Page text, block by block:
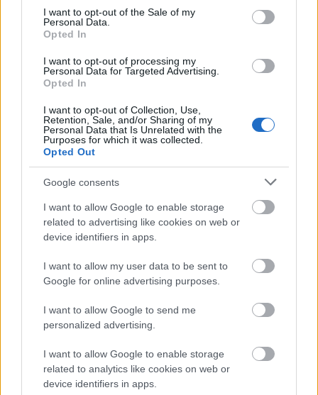
consent section.
I want to opt-out of the Sale of my
Personal Data.
Opted In
I want to opt-out of processing my
Personal Data for Targeted Advertising.
Opted In
I want to opt-out of Collection, Use,
Retention, Sale, and/or Sharing of my
Personal Data that Is Unrelated with the
Purposes for which it was collected.
Opted Out
Google consents
I want to allow Google to enable storage
related to advertising like cookies on web or
device identifiers in apps.
I want to allow my user data to be sent to
Google for online advertising purposes.
I want to allow Google to send me
personalized advertising.
I want to allow Google to enable storage
related to analytics like cookies on web or
device identifiers in apps.
Másfélszeresére bővítik
Hódmezővásárhely jó hírű református
Látványos építési szakasz indult be a
Paks II.: Mit jelent az 5. blokk új
mérföldköve a felülvizsgálat
árnyékában?
HÍRLEVÉL